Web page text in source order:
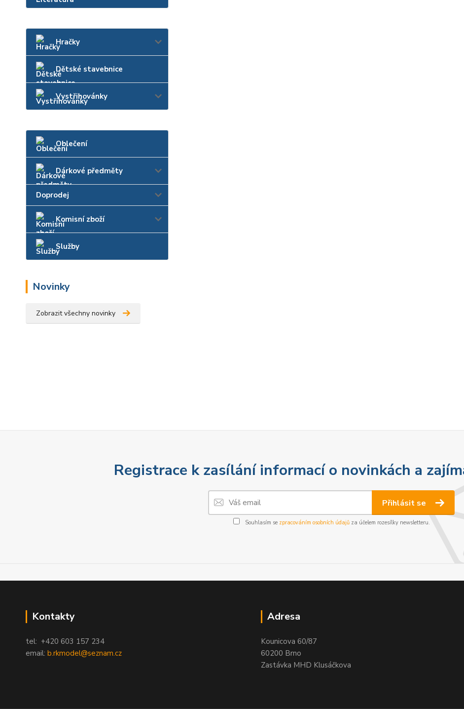
Hračky
Dětské stavebnice
Vystřihovánky
Oblečení
Dárkové předměty
Doprodej
Komisní zboží
Služby
Novinky
Zobrazit všechny novinky
Registrace k zasílání informací o novinkách a
Přihlásit se
Souhlasím se zpracováním osobních údajůza účelem rozesílky newsletteru.
Kontakty
tel: +420 603 157 234
email: b.rkmodel@seznam.cz
Adresa
Kounicova 60/87
60200 Brno
Zastávka MHD Klusáčkova